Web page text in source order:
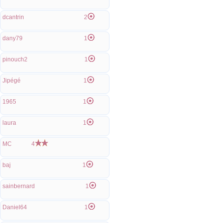
dcantrin 2
dany79 1
pinouch2 1
Jipégé 1
1965 1
laura 1
MC 4
baj 1
sainbernard 1
Daniel64 1